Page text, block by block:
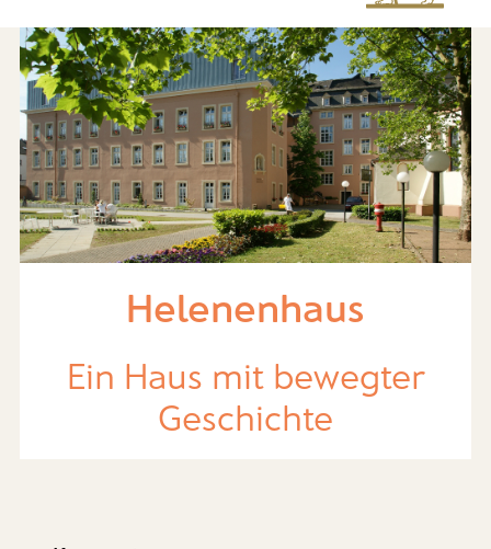
Helenenhaus
Ein Haus mit bewegter
Geschichte